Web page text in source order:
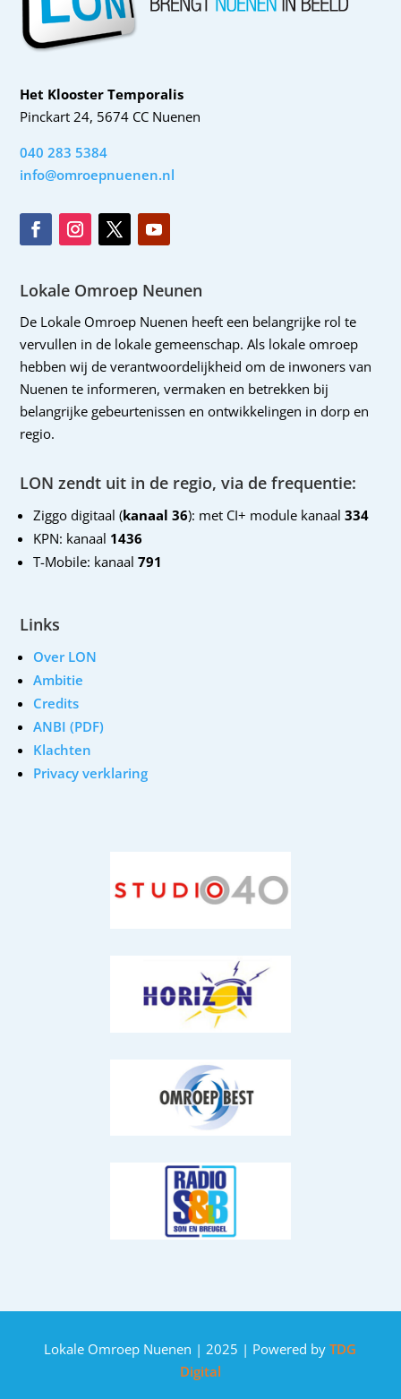
Het Klooster Temporalis
Pinckart 24, 5674 CC Nuenen
040 283 5384
info@omroepnuenen.nl
Lokale Omroep Neunen
De Lokale Omroep Nuenen heeft een belangrijke rol te
vervullen in de lokale gemeenschap. Als lokale omroep
hebben wij de verantwoordelijkheid om de inwoners van
Nuenen te informeren, vermaken en betrekken bij
belangrijke gebeurtenissen en ontwikkelingen in dorp en
regio.
LON zendt uit in de regio, via de frequentie:
Ziggo digitaal (kanaal 36): met CI+ module kanaal 334
KPN: kanaal 1436
T-Mobile: kanaal791
Links
Over LON
Ambitie
Credits
ANBI (PDF)
Klachten
Privacy verklaring
Lokale Omroep Nuenen | 2025 | Powered by TDG
Digital